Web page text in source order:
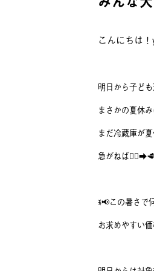
こんにちは
明日から子ども
まさかの夏休
まだ冷蔵庫が
急がねば
ꉂ📢この暑さ
お求めやすい